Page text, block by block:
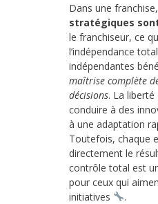
Dans une franchise,
stratégiques
le franchiseur, ce
l’indépendance
indépendantes
maîtrise complète
décisions. La liberté
conduire à des
à une adaptation
Toutefois, chaque
directement le
contrôle total est
pour ceux qui
initiatives
.